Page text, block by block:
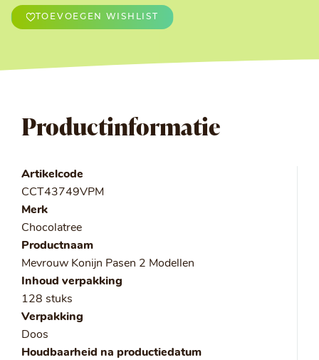
TOEVOEGEN WISHLIST
Productinformatie
Artikelcode
CCT43749VPM
Merk
Chocolatree
Productnaam
Mevrouw Konijn Pasen 2 Modellen
Inhoud verpakking
128 stuks
Verpakking
Doos
Houdbaarheid na productiedatum